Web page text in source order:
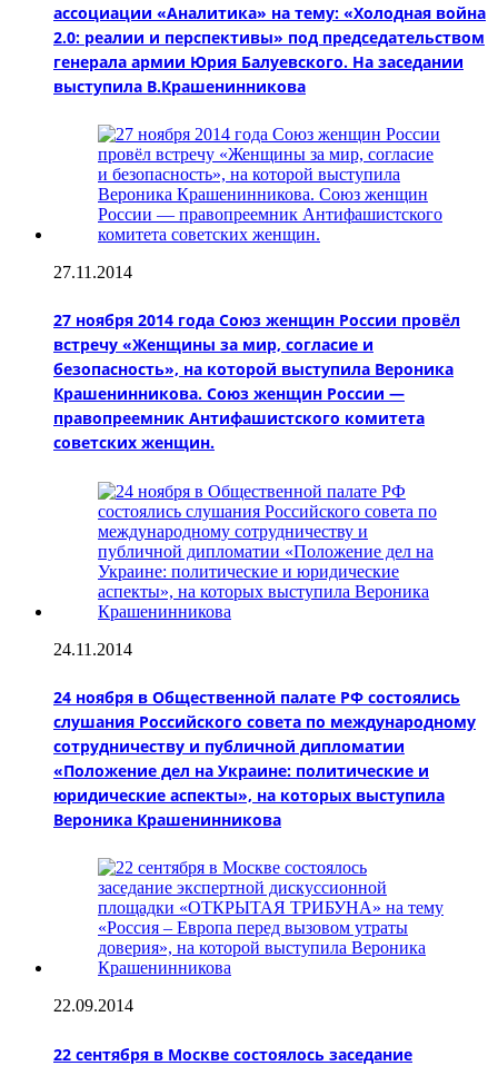
ассоциации «Аналитика» на тему: «Холодная война
2.0: реалии и перспективы» под председательством
генерала армии Юрия Балуевского. На заседании
выступила В.Крашенинникова
27.11.2014
27 ноября 2014 года Союз женщин России провёл
встречу «Женщины за мир, согласие и
безопасность», на которой выступила Вероника
Крашенинникова. Союз женщин России —
правопреемник Антифашистского комитета
советских женщин.
24.11.2014
24 ноября в Общественной палате РФ состоялись
слушания Российского совета по международному
сотрудничеству и публичной дипломатии
«Положение дел на Украине: политические и
юридические аспекты», на которых выступила
Вероника Крашенинникова
22.09.2014
22 сентября в Москве состоялось заседание